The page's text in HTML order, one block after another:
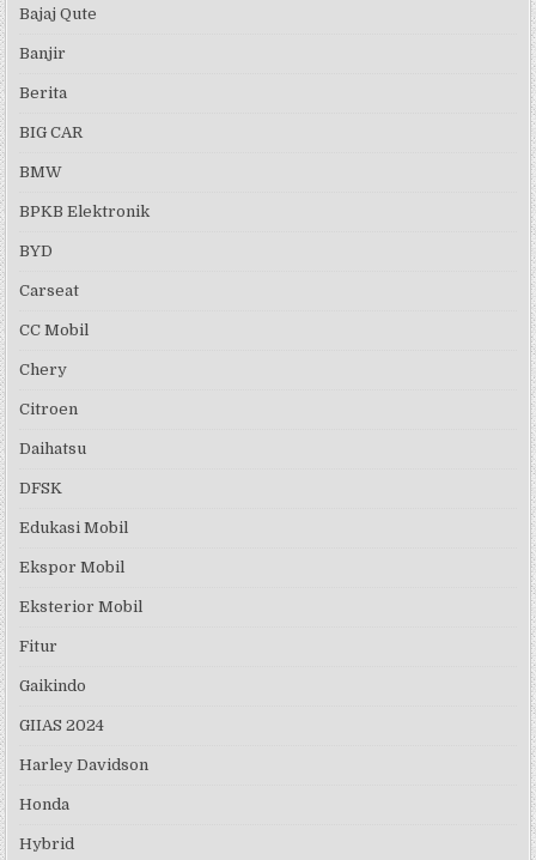
Bajaj Qute
Banjir
Berita
BIG CAR
BMW
BPKB Elektronik
BYD
Carseat
CC Mobil
Chery
Citroen
Daihatsu
DFSK
Edukasi Mobil
Ekspor Mobil
Eksterior Mobil
Fitur
Gaikindo
GIIAS 2024
Harley Davidson
Honda
Hybrid